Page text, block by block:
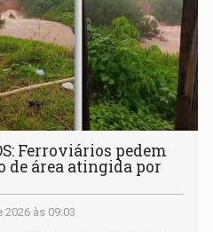
Ferroviários pedem
de área atingida por
às 09:03